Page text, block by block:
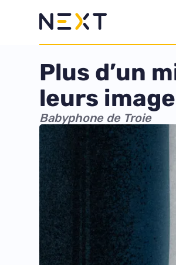
Plus d’un
leurs
Babyphone de Troie